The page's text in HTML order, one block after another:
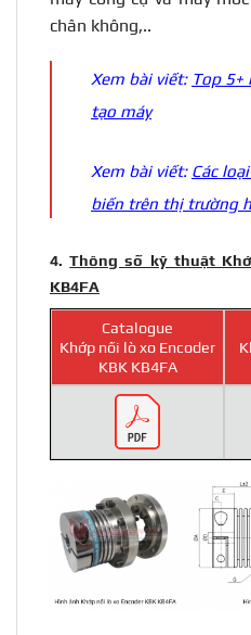
chân không,..
Xem bài viết: Top 5+
tạo máy
Xem bài viết: Các
biến trên thị trường
4.Thông số kỹ thuật
KB4FA
Catalogue
Khớp nối lò xo Encoder
KBK KB4FA